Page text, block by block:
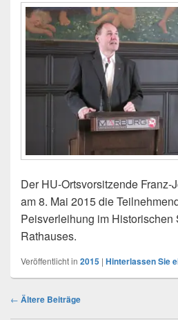
Der HU-Ortsvorsitzende
am 8. Mai 2015 die
Peisverleihung im Historischen
Rathauses.
Veröffentlicht in 2015 | Hinterlassen Sie
Beitragsnavigation
← Ältere Beiträge